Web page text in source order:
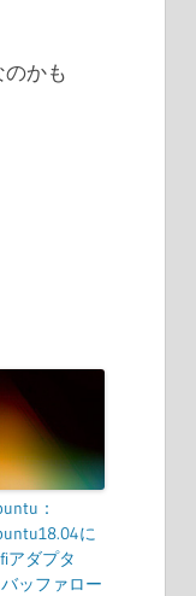
かも
：
に
アダプタ
バッファロー